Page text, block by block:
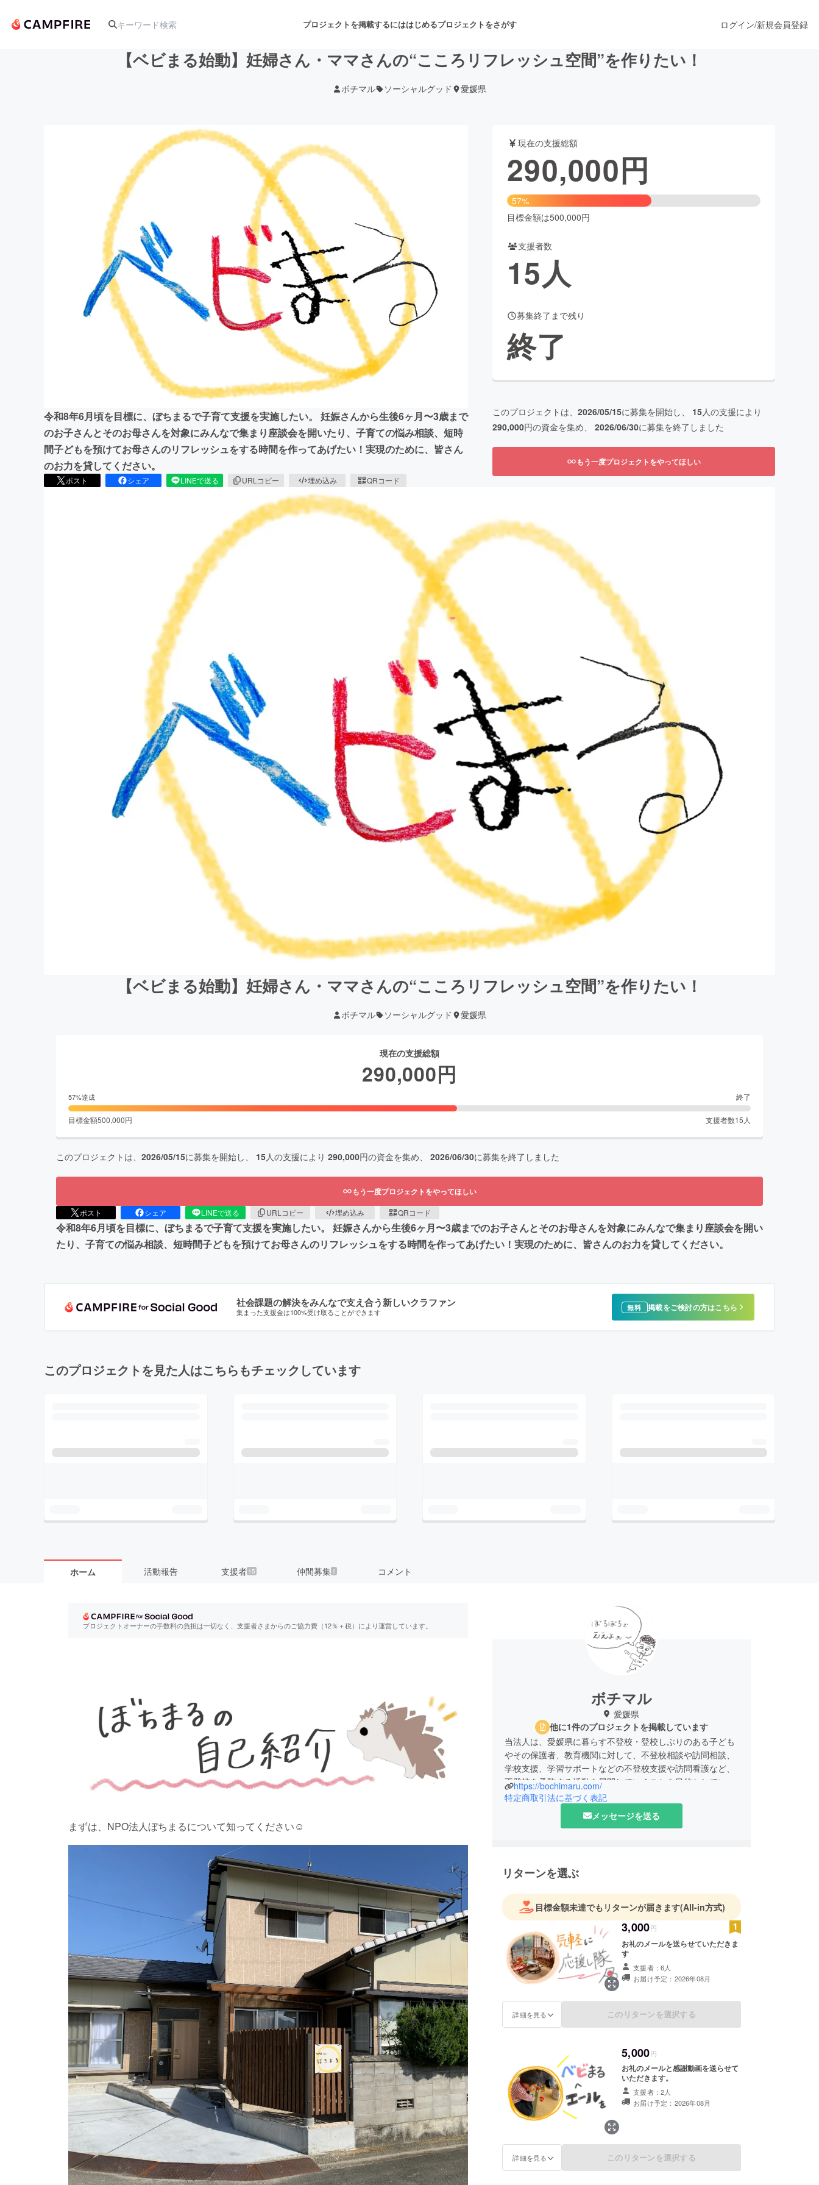
プロジェクトを掲載するにははじめるプロジェクトをさがす
アート・写真 音楽 舞台・パフォーマンス
テクノロジー・ガジェット ゲーム・サービス開発 フード・飲食店 ファッション
映像・映画 書籍・雑誌出版
ビジネス・起業 チャレンジ ビューティー・ヘルスケア
まちづくり・地域活性化
CAMPFIRE for Social Good
CAMPFIREふるさと納税
ログイン/新規会員登録
【ベビまる始動】妊婦さん・ママさんの“こころリフレッシュ空間”を作りたい！
ボチマル ソーシャルグッド 愛媛県
令和8年6月頃を目標に、ぼちまるで子育て支援を実施したい︎。 妊娠さんから生後6ヶ月〜3歳まで
のお子さんとそのお母さんを対象にみんなで集まり座談会を開いたり、子育ての悩み相談、短時
間子どもを預けてお母さんのリフレッシュをする時間を作ってあげたい︎！実現のために、皆さん
のお力を貸してください。
ポスト シェア LINEで送る URLコピー 埋め込み QRコード
現在の支援総額
290,000円
57%
目標金額は500,000円
支援者数
15人
募集終了まで残り
終了
このプロジェクトは、 2026/05/15に募集を開始し、 15人の支援により
290,000円の資金を集め、 2026/06/30に募集を終了しました
もう一度プロジェクトをやってほしい
【ベビまる始動】妊婦さん・ママさんの“こころリフレッシュ空間”を作りたい！
ボチマル ソーシャルグッド 愛媛県
現在の支援総額
290,000円
57%達成 終了
目標金額500,000円 支援者数15 人
このプロジェクトは、 2026/05/15に募集を開始し、 15人の支援により 290,000円の資金を集め、 2026/06/30に募集を終了しました
もう一度プロジェクトをやってほしい
ポスト シェア LINEで送る URLコピー 埋め込み QRコード
令和8年6月頃を目標に、ぼちまるで子育て支援を実施したい︎。 妊娠さんから生後6ヶ月〜3歳までのお子さんとそのお母さんを対象にみんなで集まり座談会を開い
たり、子育ての悩み相談、短時間子どもを預けてお母さんのリフレッシュをする時間を作ってあげたい︎！実現のために、皆さんのお力を貸してください。
社会課題の解決をみんなで支え合う新しいクラファン
集まった支援金は100%受け取ることができます 無料 掲載をご検討の方はこちら
このプロジェクトを見た人はこちらもチェックしています
ホーム 活動報告 支援者 15 仲間募集 1 コメント
プロジェクトオーナーの手数料の負担は一切なく、支援者さまからのご協力費（12％＋税）により運営しています。
まずは、NPO法人ぼちまるについて知ってください☺️
ボチマル
愛媛県
他に1件のプロジェクトを掲載しています
当法人は、愛媛県に暮らす不登校・登校しぶりのある子ども
やその保護者、教育機関に対して、不登校相談や訪問相談、
学校支援、学習サポートなどの不登校支援や訪問看護など、
不登校を予防する活動を展開していくことを目的としていま
す🍊
https://bochimaru.com/
特定商取引法に基づく表記
メッセージを送る
リターンを選ぶ
目標金額未達でもリターンが届きます(All-in方式)
3,000円
お礼のメールを送らせていただきま
す
支援者：6人
お届け予定：2026年08月
詳細を見る このリターンを選択する
5,000円
お礼のメールと感謝動画を送らせて
いただきます。
支援者：2人
お届け予定：2026年08月
詳細を見る このリターンを選択する